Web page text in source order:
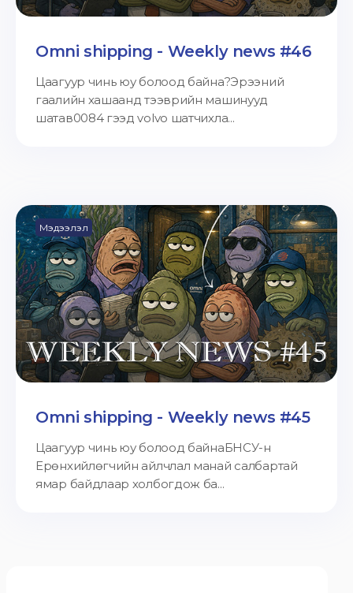
Omni shipping - Weekly news #46
Цаагуур чинь юу болоод байна?Эрээний
гаалийн хашаанд тээврийн машинууд
шатав0084 гээд volvo шатчихла...
Мэдээлэл
Omni shipping - Weekly news #45
Цаагуур чинь юу болоод байнаБНСУ-н
Ерөнхийлөгчийн айлчлал манай салбартай
ямар байдлаар холбогдож ба...